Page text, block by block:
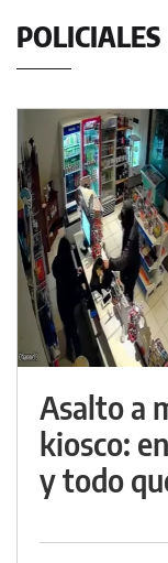
POLICIALES
Asalto a
kiosco:
y todo